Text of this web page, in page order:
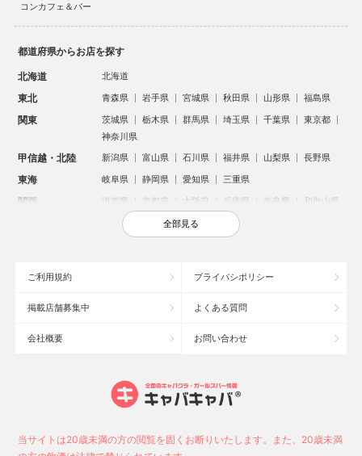
コンカフェ＆バー
都道府県からお店を探す
北海道 北海道
東北 青森県 岩手県 宮城県 秋田県 山形県 福島県
関東 茨城県 栃木県 群馬県 埼玉県 千葉県
東京都
神奈川県
甲信越・北陸 新潟県 富山県 石川県 福井県 山梨県 長野県
東海 岐阜県 静岡県 愛知県 三重県
関西 滋賀県 京都府 大阪府 兵庫県 奈良県 和歌山県
鳥取県 島根県 岡山県 広島県
沖縄県
大宮のキャバクラ
六本木のキャバクラ
池袋駅（西口）のキャバクラ
新潟駅前のキャバクラ
全部見る
ご利用規約 プライバシポリシー
掲載店舗募集中 よくある質問
会社概要 お問い合わせ
当サイトは20歳未満の方の閲覧を固くお断りいたします。また、20歳未満